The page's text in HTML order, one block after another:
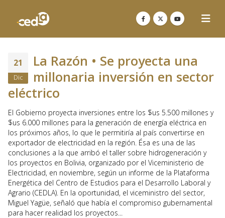
21
Dic
La Razón • Se proyecta una
millonaria inversión en sector
eléctrico
El Gobierno proyecta inversiones entre los $us 5.500 millones y
$us 6.000 millones para la generación de energía eléctrica en
los próximos años, lo que le permitiría al país convertirse en
exportador de electricidad en la región. Ésa es una de las
conclusiones a la que arribó el taller sobre hidrogeneración y
los proyectos en Bolivia, organizado por el Viceministerio de
Electricidad, en noviembre, según un informe de la Plataforma
Energética del Centro de Estudios para el Desarrollo Laboral y
Agrario (CEDLA). En la oportunidad, el viceministro del sector,
Miguel Yagüe, señaló que había el compromiso gubernamental
para hacer realidad los proyectos...